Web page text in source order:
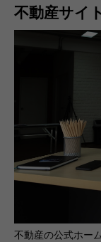
不動産サイ
不動産の公式ホー